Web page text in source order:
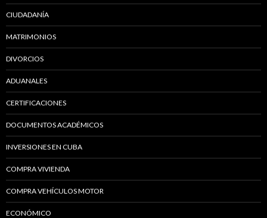
CIUDADANÍA
MATRIMONIOS
DIVORCIOS
ADUANALES
CERTIFICACIONES
DOCUMENTOS ACADÉMICOS
INVERSIONES EN CUBA
COMPRA VIVIENDA
COMPRA VEHÍCULOS MOTOR
ECONÓMICO